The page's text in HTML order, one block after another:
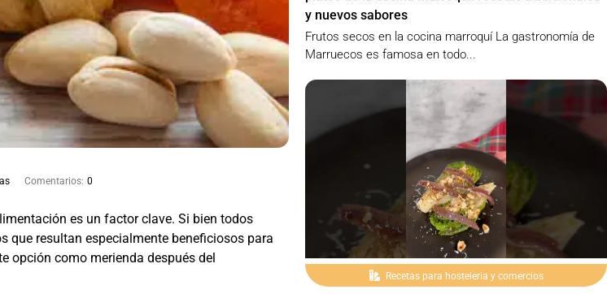
Comentarios: 0
es un factor clave. Si bien todos
que resultan especialmente beneficiosos para
opción como merienda después del
y nuevos sabores
Frutos secos en la cocina marroquí La gastronomía de
Marruecos es famosa en todo...
Recetas para hosteleria y comercios